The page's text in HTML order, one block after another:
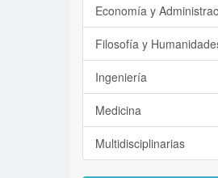
Economía y
Filosofía y
Ingeniería
Medicina
Multidisciplinarias